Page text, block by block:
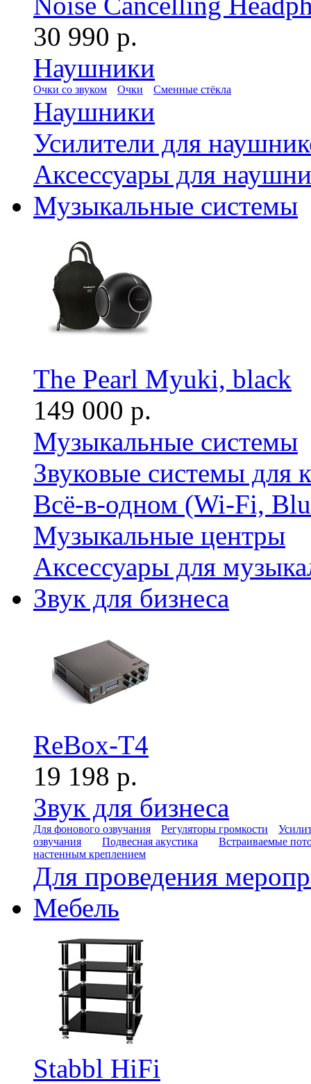
30 990 р.
Наушники
Очки со звуком Очки Сменные стёкла
Наушники
Усилители для
Аксессуары для
Музыкальные системы
The Pearl Myuki, black
149 000 р.
Музыкальные системы
Звуковые системы для
Всё-в-одном (Wi-Fi,
Музыкальные центры
Аксессуары для
Звук для бизнеса
ReBox-T4
19 198 р.
Звук для бизнеса
Для фонового озвучания Регуляторы громкости
озвучания
Подвесная акустика
Встраиваемые
настенным креплением
Для проведения
Мебель
Stabbl HiFi